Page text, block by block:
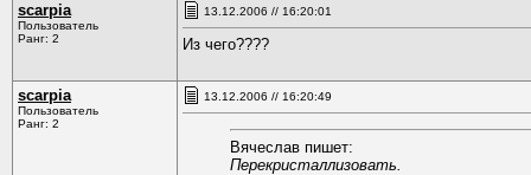
scarpia
Пользователь
Ранг: 2
13.12.2006 // 16:20:01
Из чего????
scarpia
Пользователь
Ранг: 2
13.12.2006 // 16:20:49
Вячеслав пишет:
Перекристаллизовать.